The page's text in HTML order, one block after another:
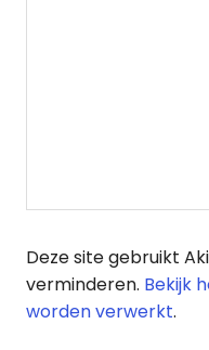
Deze site gebruikt
verminderen. Bekijk
worden verwerkt.